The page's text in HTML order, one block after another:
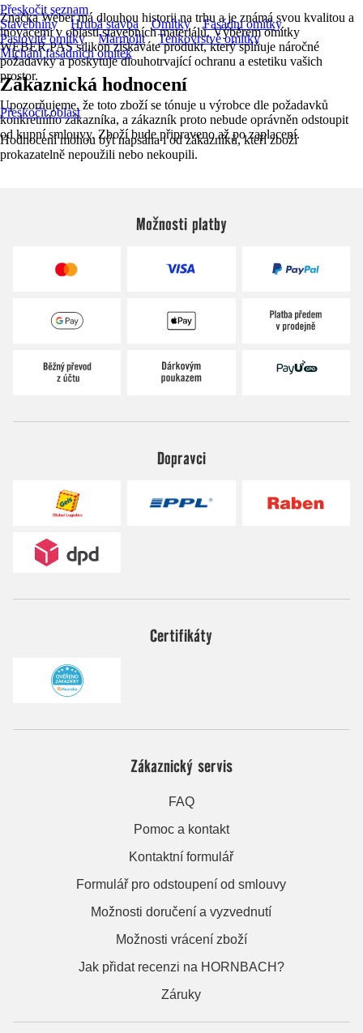
Značka Weber má dlouhou historii na trhu a je známá svou kvalitou a
inovacemi v oblasti stavebních materiálů. Výběrem omítky
WEBER.PAS silikon získáváte produkt, který splňuje náročné
požadavky a poskytuje dlouhotrvající ochranu a estetiku vašich
prostor.
Upozorňujeme, že toto zboží se tónuje u výrobce dle požadavků
konkrétního zákazníka, a zákazník proto nebude oprávněn odstoupit
od kupní smlouvy. Zboží bude připraveno až po zaplacení.
Přeskočit seznam
Stavebniny
Hrubá stavba Omítky
Fasádní omítky
Pastovité omítky
Marmolit
Tenkovrstvé omítky
Míchání fasádních omítek
Zákaznická hodnocení
Přeskočit oblast
Hodnocení mohou být napsána i od zákazníků, kteří zboží
prokazatelně nepoužili nebo nekoupili.
Možnosti platby
Dopravci
Certifikáty
Zákaznický servis
FAQ
Pomoc a kontakt
Kontaktní formulář
Formulář pro odstoupení od smlouvy
Možnosti doručení a vyzvednutí
Možnosti vrácení zboží
Jak přidat recenzi na HORNBACH?
Záruky